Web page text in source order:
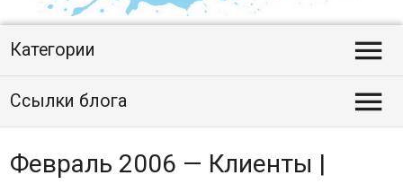
Категории 
Ссылки блога 
Февраль 2006 — Клиенты |